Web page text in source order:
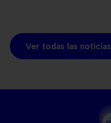
Ver todas las noticias